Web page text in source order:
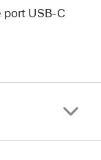
port USB-C